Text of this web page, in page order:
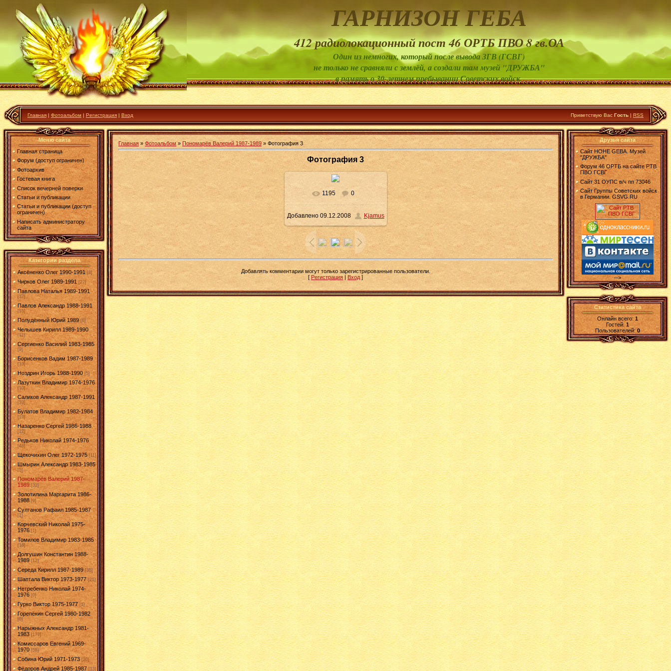
ГАРНИЗОН ГЕБА
412 радиолокационный пост 46 ОРТБ ПВО 8 гв.ОА
Один из немногих, который после вывода ЗГВ (ГСВГ)
не только не сравняли с землёй, а создали там музей "ДРУЖБА"
в память о 30-летнем пребывании Советских войск.
Главная | Фотоальбом | Регистрация | Вход Приветствую Вас Гость | RSS
Меню сайта
Главная страница
Форум (доступ ограничен)
Фотоархив
Гостевая книга
Список вечерней поверки
Статьи и публикации
Статьи и публикации (доступ
ограничен)
Написать администратору
сайта
Категории раздела
Аксёненко Олег 1990-1991 [3]
Чирков Олег 1989-1991 [22]
Павлова Наталья 1989-1991
[37]
Павлов Александр 1988-1991
[15]
Полудённый Юрий 1989 [6]
Челышев Кирилл 1989-1990
[11]
Сергиенко Василий 1983-1985
[9]
Борисенков Вадим 1987-1989
[13]
Ноздрин Игорь 1988-1990 [5]
Лазуткин Владимир 1974-1976
[10]
Саликов Александр 1987-1991
[33]
Булатов Владимир 1982-1984
[19]
Назаренко Сергей 1986-1988
[12]
Редьков Николай 1974-1976
[48]
Щекочихин Олег 1972-1975 [11]
Шмырин Александр 1983-1985
[5]
Пономарёв Валерий 1987-
1989 [32]
Золотилина Маргарита 1986-
1988 [9]
Султанов Рафаил 1985-1987
[1]
Корчевский Николай 1975-
1976 [1]
Томилов Владимир 1983-1985
[18]
Долгушин Константин 1988-
1989 [12]
Середа Кирилл 1987-1989 [35]
Шаптала Виктор 1973-1977 [21]
Нетребенко Николай 1974-
1976 [0]
Гурко Виктор 1975-1977 [1]
Горепёкин Сергей 1980-1982
[0]
Нарыжных Александр 1981-
1983 [172]
Комиссаров Евгений 1969-
1970 [58]
Собина Юрий 1971-1973 [20]
Фёдоров Андрей 1985-1987 [13]
Главная » Фотоальбом» Пономарёв Валерий 1987-1989 » Фотография 3
Фотография 3
В реальном размере
1425x963/ 549.7Kb
1195 0
Добавлено09.12.2008 Kjamus
Добавлять комментарии могут только зарегистрированные пользователи.
[ Регистрация | Вход ]
Друзья сайта
Сайт HOHE GEBA. Музей
"ДРУЖБА"
Форум 46 ОРТБ на сайте РТВ
ПВО ГСВГ
Сайт 31 ОУПС в/ч пп 73046
Сайт Группы Советских войск
в Германии. GSVG.RU
-->
Статистика сайта
Онлайн всего: 1
Гостей:1
Пользователей:0